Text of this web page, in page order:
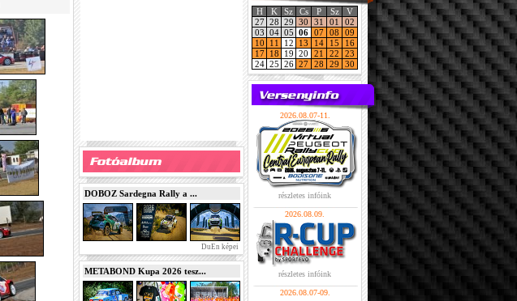
DOBOZ Sardegna Rally a ...
DuEn képei
METABOND Kupa 2026 tesz...
H K Sz Cs P Sz
V
27 28 29 30 31 01
02
03 04 05 06 07 08
09
10
11 12 13 14 15
16
17
18 19 20 21 22
23
24 25 26 27 28 29 30
2026.08.07-11.
részletes infóink
2026.08.09.
részletes infóink
2026.08.07-09.